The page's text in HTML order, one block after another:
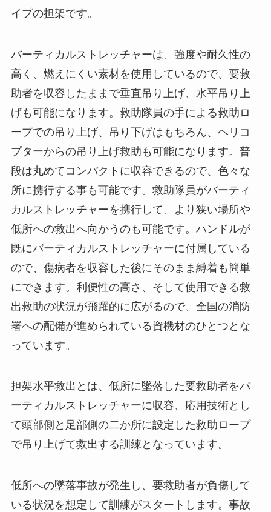
イプの担架です。
バーティカルストレッチャーは、強度や耐久性の
高く、燃えにくい素材を使用しているので、要救
助者を収容したままで垂直吊り上げ、水平吊り上
げも可能になります。救助隊員の手による救助ロ
ープでの吊り上げ、吊り下げはもちろん、ヘリコ
プターからの吊り上げ救助も可能になります。普
段は丸めてコンパクトに収容できるので、色々な
所に携行する事も可能です。救助隊員がバーティ
カルストレッチャーを携行して、より狭い場所や
低所への救出へ向かうのも可能です。ハンドルが
既にバーティカルストレッチャーに付属している
ので、傷病者を収容した後にそのまま縛着も簡単
にできます。利便性の高さ、そして使用できる救
出救助の状況が飛躍的に広がるので、全国の消防
署への配備が進められている資機材のひとつとな
っています。
担架水平救出とは、低所に墜落した要救助者をバ
ーティカルストレッチャーに収容、応用技術とし
て頭部側と足部側の二か所に設定した救助ロープ
で吊り上げて救出する訓練となっています。
低所への墜落事故が発生し、要救助者が負傷して
いる状況を想定して訓練がスタートします。事故